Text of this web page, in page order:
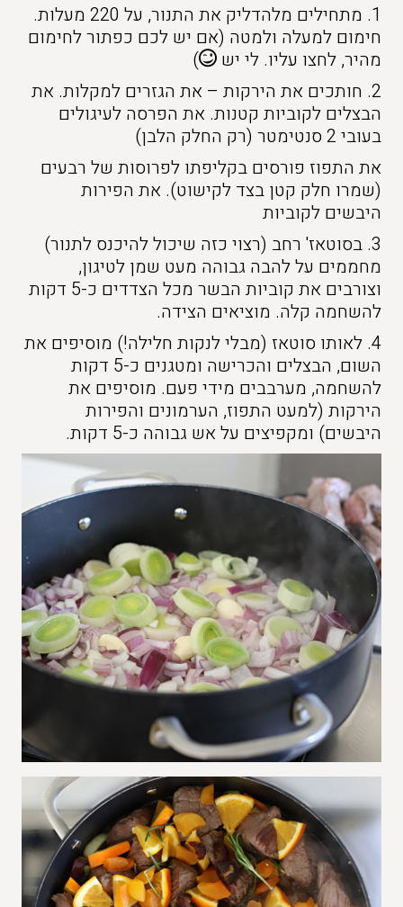
1. מתחילים מלהדליק את התנור, על 220 מעלות.
חימום למעלה ולמטה (אם יש לכם כפתור לחימום
מהיר, לחצו עליו. לי יש
)
2. חותכים את הירקות – את הגזרים למקלות. את
הבצלים לקוביות קטנות. את הפרסה לעיגולים
בעובי 2 סנטימטר (רק החלק הלבן)
את התפוז פורסים בקליפתו לפרוסות של רבעים
(שמרו חלק קטן בצד לקישוט). את הפירות
היבשים לקוביות
3. בסוטאז' רחב (רצוי כזה שיכול להיכנס לתנור)
מחממים על להבה גבוהה מעט שמן לטיגון,
וצורבים את קוביות הבשר מכל הצדדים כ-5 דקות
להשחמה קלה. מוציאים הצידה.
4. לאותו סוטאז (מבלי לנקות חלילה!) מוסיפים את
השום, הבצלים והכרישה ומטגנים כ-5 דקות
להשחמה, מערבבים מידי פעם. מוסיפים את
הירקות (למעט התפוז, הערמונים והפירות
היבשים) ומקפיצים על אש גבוהה כ-5 דקות.